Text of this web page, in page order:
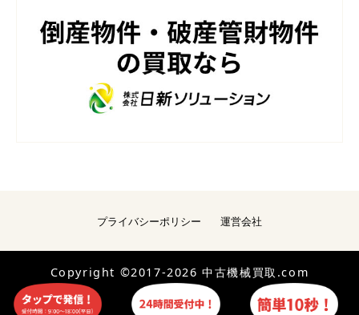
プライバシーポリシー 運営会社
Copyright ©2017-2026 中古機械買取.com